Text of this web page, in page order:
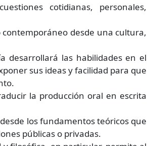
cotidianas, personales,
desde una cultura,
desarrollará las habilidades en el
sus ideas y facilidad para que
la producción oral en escrita
los fundamentos teóricos que
públicas o privadas.